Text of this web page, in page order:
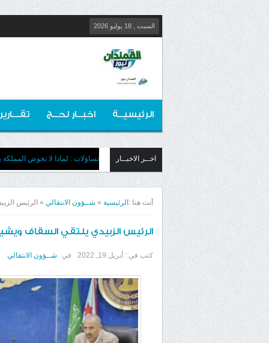
السبت , 18 يوليو 2026
الرئيسيــة اخبــار لحــج تقـــارير
اخــر الاخبــار تساؤلات : لماذا لا تخوض المملكة
أنت هنا : الرئيسية » شــؤون الانتقالي » الرئيس
الرئيس الزبيدي يلتقي السقاف
كتب في : أبريل 19, 2022 في شــؤون الانتقالي